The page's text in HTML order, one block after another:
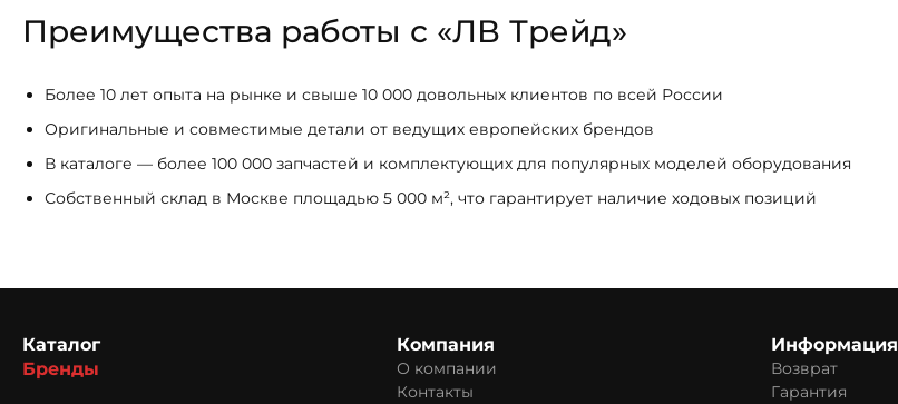
Преимущества работы с «ЛВ Трейд»
Более 10 лет опыта на рынке и свыше 10 000 довольных клиентов по всей России
Оригинальные и совместимые детали от ведущих европейских брендов
В каталоге — более 100 000 запчастей и комплектующих для популярных моделей оборудования
Собственный склад в Москве площадью 5 000 м², что гарантирует наличие ходовых позиций
Каталог
Бренды
Компания
О компании
Контакты
Информация
Возврат
Гарантия